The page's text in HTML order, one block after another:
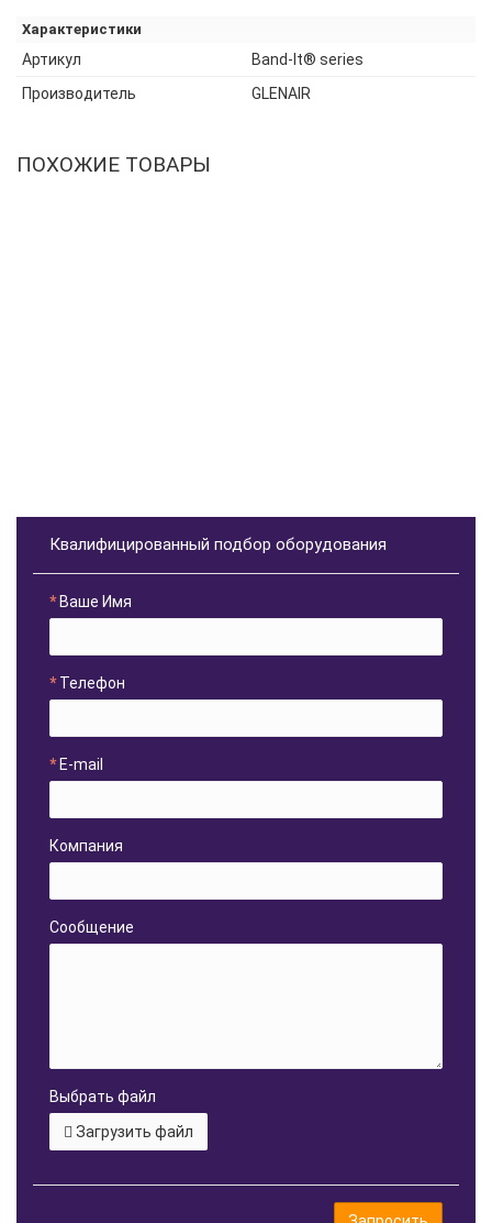
Характеристики
Артикул
Band-It® series
Производитель
GLENAIR
ПОХОЖИЕ ТОВАРЫ
Квалифицированный подбор оборудования
Ваше Имя
Телефон
E-mail
Компания
Сообщение
Выбрать файл
Загрузить файл